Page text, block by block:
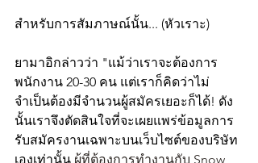
สำหรับการสัมภาษณ์นั้น... (หัวเราะ)
ยามาอิกล่าวว่า "แม้ว่าเราจะต้องการ
พนักงาน 20-30 คน แต่เราก็คิดว่าไม่
จำเป็นต้องมีจำนวนผู้สมัครเยอะก็ได้! ดัง
นั้นเราจึงตัดสินใจที่จะเผยแพร่ข้อมูลการ
รับสมัครงานเฉพาะบนเว็บไซต์ของบริษัท
เองเท่านั้น ผู้ที่ต้องการทำงานกับ Snow